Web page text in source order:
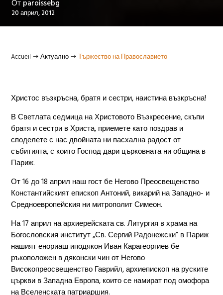
От paroissebg
20 април, 2012
Accueil $ Актуално $ Тържество на Православието
Христос възкръсна, братя и сестри, наистина възкръсна!
В Светлата седмица на Христовото Възкресение, скъпи
братя и сестри в Христа, приемете като поздрав и
споделете с нас двойната ни пасхална радост от
събитията, с които Господ дари църковната ни община в
Париж.
От 16 до 18 април наш гост бе Негово Преосвещенство
Константийският епископ Антоний, викарий на Западно- и
Средноевропейския ни митрополит Симеон.
На 17 април на архиерейската св. Литургия в храма на
Богословския институт „Св. Сергий Радонежски” в Париж
нашият енориаш иподякон Иван Карагеоргиев бе
ръкоположен в дяконски чин от Негово
Високопреосвещенство Гаврийл, архиепископ на руските
църкви в Западна Европа, които се намират под омофора
на Вселенската патриаршия.